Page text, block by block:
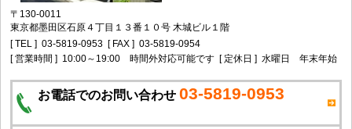
〒130-0011
東京都墨田区石原４丁目１３番１０号 木城ビル１階
[ TEL ] 03-5819-0953 [ FAX ] 03-5819-0954
[ 営業時間 ] 10:00～19:00 時間外対応可能です [ 定休日 ] 水曜日 年末年始
お電話でのお問い合わせ 03-5819-0953